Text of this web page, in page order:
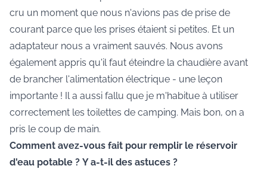
cru un moment que nous n'avions pas de prise de
courant parce que les prises étaient si petites. Et un
adaptateur nous a vraiment sauvés. Nous avons
également appris qu'il faut éteindre la chaudière avant
de brancher l'alimentation électrique - une leçon
importante ! Il a aussi fallu que je m'habitue à utiliser
correctement les toilettes de camping. Mais bon, on a
pris le coup de main.
Comment avez-vous fait pour remplir le réservoir
d'eau potable ? Y a-t-il des astuces ?